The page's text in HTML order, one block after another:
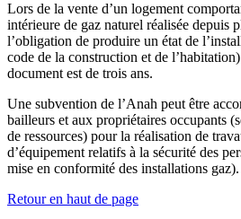
Lors de la vente d’un logement
intérieure de gaz naturel réalisée depuis
l’obligation de produire un état de
code de la construction et de
document est de trois ans.
Une subvention de l’Anah peut être
bailleurs et aux propriétaires occupants
de ressources) pour la réalisation de
d’équipement relatifs à la sécurité des
mise en conformité des installations gaz).
Retour en haut de page